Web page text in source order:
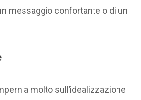
messaggio confortante o di un
molto sull’idealizzazione